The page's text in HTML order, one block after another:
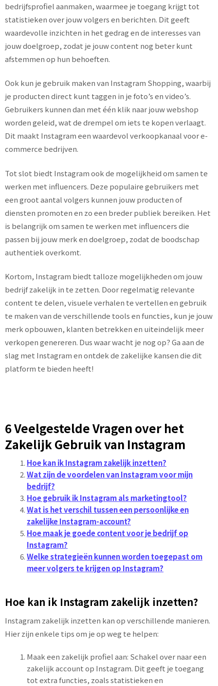
bedrijfsprofiel aanmaken, waarmee je toegang krijgt tot
statistieken over jouw volgers en berichten. Dit geeft
waardevolle inzichten in het gedrag en de interesses van
jouw doelgroep, zodat je jouw content nog beter kunt
afstemmen op hun behoeften.
Ook kun je gebruik maken van Instagram Shopping, waarbij
je producten direct kunt taggen in je foto’s en video’s.
Gebruikers kunnen dan met één klik naar jouw webshop
worden geleid, wat de drempel om iets te kopen verlaagt.
Dit maakt Instagram een waardevol verkoopkanaal voor e-
commerce bedrijven.
Tot slot biedt Instagram ook de mogelijkheid om samen te
werken met influencers. Deze populaire gebruikers met
een groot aantal volgers kunnen jouw producten of
diensten promoten en zo een breder publiek bereiken. Het
is belangrijk om samen te werken met influencers die
passen bij jouw merk en doelgroep, zodat de boodschap
authentiek overkomt.
Kortom, Instagram biedt talloze mogelijkheden om jouw
bedrijf zakelijk in te zetten. Door regelmatig relevante
content te delen, visuele verhalen te vertellen en gebruik
te maken van de verschillende tools en functies, kun je jouw
merk opbouwen, klanten betrekken en uiteindelijk meer
verkopen genereren. Dus waar wacht je nog op? Ga aan de
slag met Instagram en ontdek de zakelijke kansen die dit
platform te bieden heeft!
6 Veelgestelde Vragen over het
Zakelijk Gebruik van Instagram
Hoe kan ik Instagram zakelijk inzetten?
Wat zijn de voordelen van Instagram voor mijn
bedrijf?
Hoe gebruik ik Instagram als marketingtool?
Wat is het verschil tussen een persoonlijke en
zakelijke Instagram-account?
Hoe maak je goede content voor je bedrijf op
Instagram?
Welke strategieën kunnen worden toegepast om
meer volgers te krijgen op Instagram?
Hoe kan ik Instagram zakelijk inzetten?
Instagram zakelijk inzetten kan op verschillende manieren.
Hier zijn enkele tips om je op weg te helpen:
Maak een zakelijk profiel aan: Schakel over naar een
zakelijk account op Instagram. Dit geeft je toegang
tot extra functies, zoals statistieken en